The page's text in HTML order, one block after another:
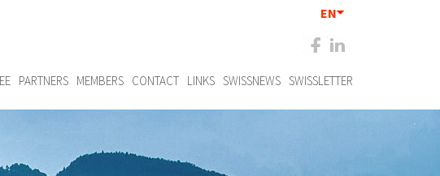
PARTNERS MEMBERS CONTACT LINKS SWISSNEWS SWISSLETTER
EN